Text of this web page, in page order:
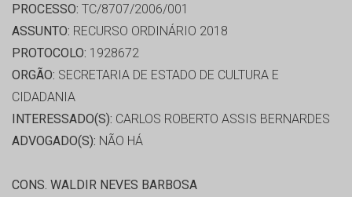
PROCESSO: TC/8707/2006/001
ASSUNTO: RECURSO ORDINÁRIO 2018
PROTOCOLO: 1928672
ORGÃO: SECRETARIA DE ESTADO DE CULTURA E
CIDADANIA
INTERESSADO(S): CARLOS ROBERTO ASSIS BERNARDES
ADVOGADO(S): NÃO HÁ
CONS. WALDIR NEVES BARBOSA